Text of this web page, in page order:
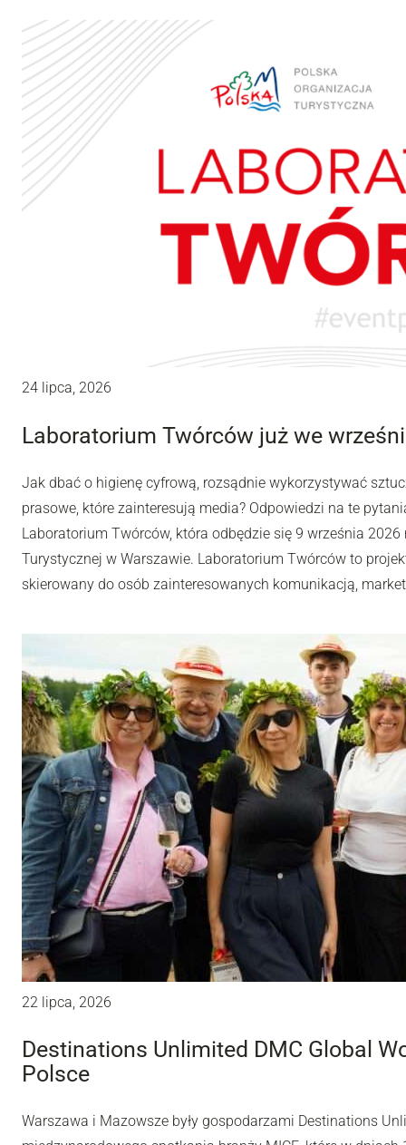
24 lipca, 2026
Laboratorium Twórców już we
Jak dbać o higienę cyfrową, rozsądnie wykorzystywać
prasowe, które zainteresują media? Odpowiedzi na te
Laboratorium Twórców, która odbędzie się 9 września
Turystycznej w Warszawie. Laboratorium Twórców to
skierowany do osób zainteresowanych komunikacją,
22 lipca, 2026
Destinations Unlimited DMC Global
Polsce
Warszawa i Mazowsze były gospodarzami Destinations